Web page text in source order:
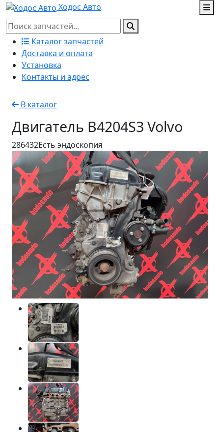
Ходос Авто
Каталог запчастей
Доставка и оплата
Установка
Контакты и адрес
В каталог
Двигатель B4204S3 Volvo
286432Есть эндоскопия